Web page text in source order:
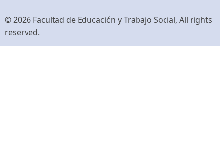
de
usuario
© 2026 Facultad de Educación y Trabajo Social, All rights
reserved.